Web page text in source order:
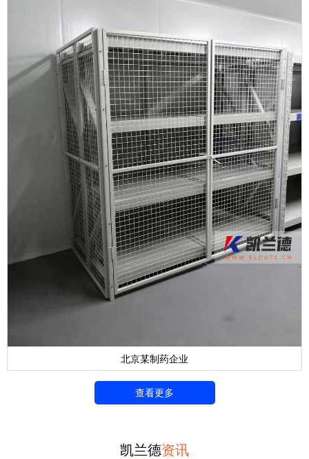
北京某制药企业
查看更多
凯兰德资讯